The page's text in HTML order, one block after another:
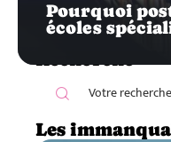
Pourquoi
écoles
Recherche
Les